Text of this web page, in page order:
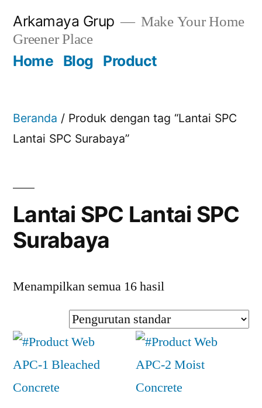
content
Arkamaya Grup
Make Your Home
Greener Place
Home Blog Product
Beranda / Produk dengan tag “Lantai SPC
Lantai SPC Surabaya”
Lantai SPC Lantai SPC
Surabaya
Menampilkan semua 16 hasil